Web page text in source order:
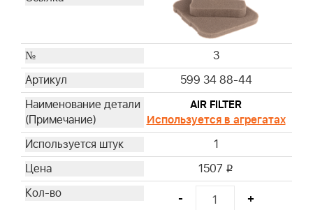
3
599 34 88-44
AIR FILTER
Используется в агрегатах
1
1507 i
- +